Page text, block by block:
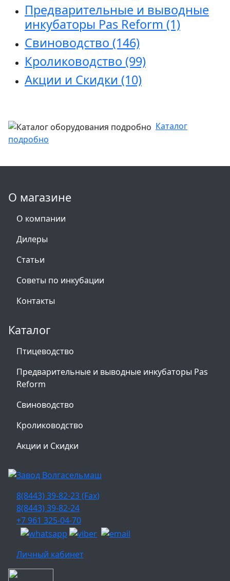
Предварительные и выводные
инкубаторы Pas Reform (1)
Свиноводство (146)
Кролиководство (99)
Акции и Скидки (10)
Каталог
подробно
О магазине
О компании
Дилеры
Статьи
Советы по инкубации
Контакты
Каталог
Птицеводство
Предварительные и выводные инкубаторы Pas
Reform
Свиноводство
Кролиководство
Акции и Скидки
8(8443) 39-82-23 (Fax)
8(8443) 39-82-24
+7 961 325-04-70
Личный кабинет